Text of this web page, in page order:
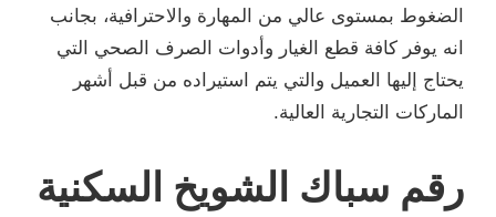
الضغوط بمستوى عالي من المهارة والاحترافية، بجانب
انه يوفر كافة قطع الغيار وأدوات الصرف الصحي التي
يحتاج إليها العميل والتي يتم استيراده من قبل أشهر
الماركات التجارية العالية.
رقم سباك الشويخ السكنية